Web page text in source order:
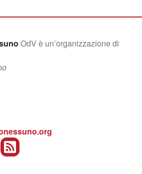
OdV è un’organizzazione di